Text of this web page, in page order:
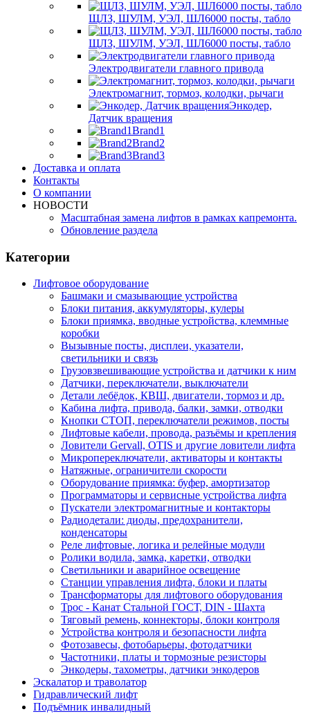
ЩЛЗ, ШУЛМ, УЭЛ, ШЛ6000 посты, табло
ЩЛЗ, ШУЛМ, УЭЛ, ШЛ6000 посты, табло
Электродвигатели главного привода
Электромагнит, тормоз, колодки, рычаги
Энкодер,
Датчик вращения
Brand1
Brand2
Brand3
Доставка и оплата
Контакты
О компании
НОВОСТИ
Масштабная замена лифтов в рамках капремонта.
Обновление раздела
Категории
Лифтовое оборудование
Башмаки и смазывающие устройства
Блоки питания, аккумуляторы, кулеры
Блоки приямка, вводные устройства, клеммные
коробки
Вызывные посты, дисплеи, указатели,
светильники и связь
Грузовзвешивающие устройства и датчики к ним
Датчики, переключатели, выключатели
Детали лебёдок, КВШ, двигатели, тормоз и др.
Кабина лифта, привода, балки, замки, отводки
Кнопки СТОП, переключатели режимов, посты
Лифтовые кабели, провода, разъёмы и крепления
Ловители Gervall, OTIS и другие ловители лифта
Микропереключатели, активаторы и контакты
Натяжные, ограничители скорости
Оборудование приямка: буфер, амортизатор
Программаторы и сервисные устройства лифта
Пускатели электромагнитные и контакторы
Радиодетали: диоды, предохранители,
конденсаторы
Реле лифтовые, логика и релейные модули
Ролики водила, замка, каретки, отводки
Светильники и аварийное освещение
Станции управления лифта, блоки и платы
Трансформаторы для лифтового оборудования
Трос - Канат Стальной ГОСТ, DIN - Шахта
Тяговый ремень, коннекторы, блоки контроля
Устройства контроля и безопасности лифта
Фотозавесы, фотобарьеры, фотодатчики
Частотники, платы и тормозные резисторы
Энкодеры, тахометры, датчики энкодеров
Эскалатор и траволатор
Гидравлический лифт
Подъёмник инвалидный